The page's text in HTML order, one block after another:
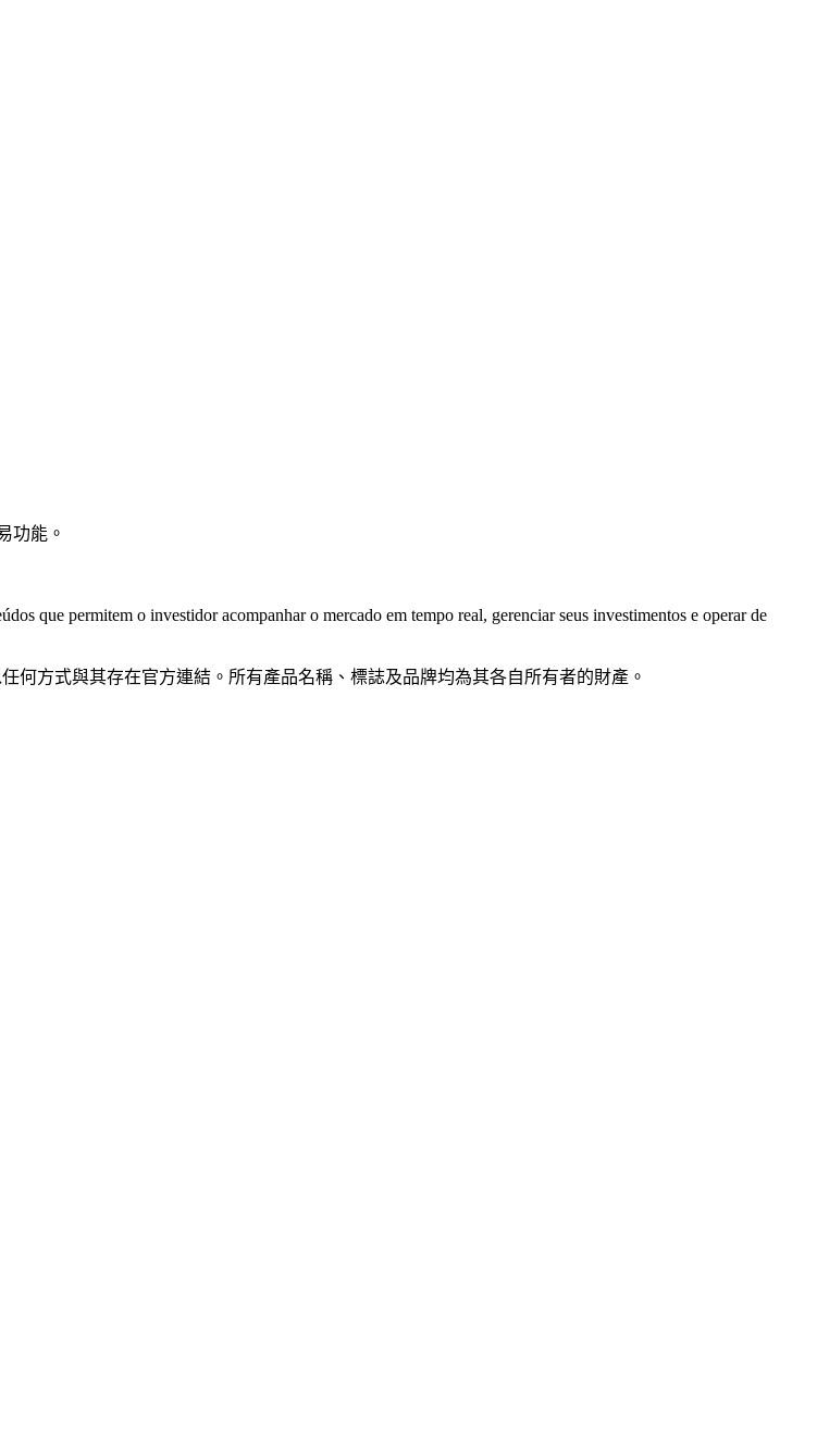
功能。
que permitem o investidor acompanhar o mercado em tempo real, gerenciar seus investimentos e operar de
何方式與其存在官方連結。所有產品名稱、標誌及品牌均為其各自所有者的財產。